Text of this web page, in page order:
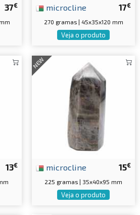
37€ 17€
microcline
270 gramas | 45x35x120 mm
Veja o produto
13€
NEW
15€
microcline
225 gramas | 35x40x95 mm
Veja o produto